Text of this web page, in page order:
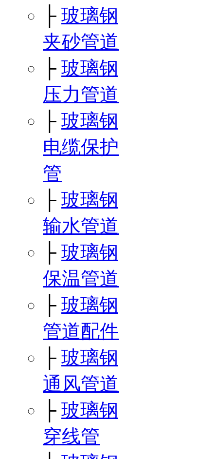
├ 玻璃钢
夹砂管道
├ 玻璃钢
压力管道
├ 玻璃钢
电缆保护
管
├ 玻璃钢
输水管道
├ 玻璃钢
保温管道
├ 玻璃钢
管道配件
├ 玻璃钢
通风管道
├ 玻璃钢
穿线管